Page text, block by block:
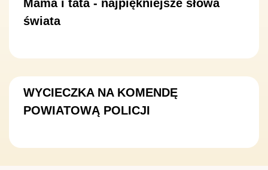
Mama i tata - najpiękniejsze słowa
świata
WYCIECZKA NA KOMENDĘ
POWIATOWĄ POLICJI